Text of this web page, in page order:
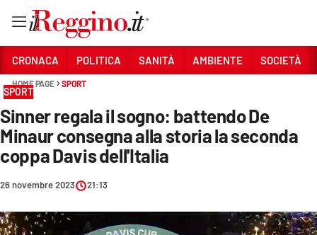
Sezioni
CRONACA
POLITICA
SANITÀ
AMBIENTE
CRONACA POLITICA SANITÀ AMBIENTE SOCIETÀ
HOME PAGE SPORT
SPORT
Sinner regala il sogno: battendo De
Minaur consegna alla storia la seconda
coppa Davis dell'Italia
26 novembre 2023 21:13